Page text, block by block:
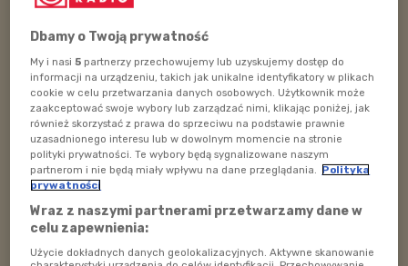
w zupełnie inny świat. Aby to się udało, aktorzy muszą
umiejętnie wyrażać swoje emocje oraz wiedzieć jak
odpowiednio zagrać daną rolę. Im aktor ma większe
zdolności i doświadczenie w swoim zawodzie, tym
łatwiej jest publiczności uwierzyć w to, co widzi na
scenie bądź ekranie telewizora.
POSŁUCHAJ
Poznajemy zawody. Reżyser teatralny
Leopoldem/PRD)_26.04.2021.
Dbamy o Twoją prywatność
My i nasi5 partnerzy przechowujemy lub uzyskujemy dostęp do
informacji na urządzeniu, takich jak unikalne identyfikatory w plikach
cookie w celu przetwarzania danych osobowych. Użytkownik może
zaakceptować swoje wybory lub zarządzać nimi, klikając poniżej, jak
również skorzystać z prawa do sprzeciwu na podstawie prawnie
uzasadnionego interesu lub w dowolnym momencie na stronie
polityki prywatności. Te wybory będą sygnalizowane naszym
partnerom i nie będą miały wpływu na dane przeglądania.
Polityka
prywatności
Wraz z naszymi partnerami przetwarzamy dane w
celu zapewnienia:
Użycie dokładnych danych geolokalizacyjnych. Aktywne skanowanie